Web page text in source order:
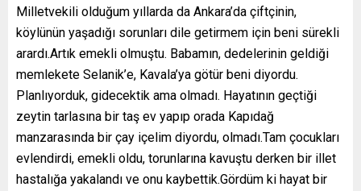
Milletvekili olduğum yıllarda da Ankara’da çiftçinin,
köylünün yaşadığı sorunları dile getirmem için beni sürekli
arardı.Artık emekli olmuştu. Babamın, dedelerinin geldiği
memlekete Selanik’e, Kavala’ya götür beni diyordu.
Planlıyorduk, gidecektik ama olmadı. Hayatının geçtiği
zeytin tarlasına bir taş ev yapıp orada Kapıdağ
manzarasında bir çay içelim diyordu, olmadı.Tam çocukları
evlendirdi, emekli oldu, torunlarına kavuştu derken bir illet
hastalığa yakalandı ve onu kaybettik.Gördüm ki hayat bir